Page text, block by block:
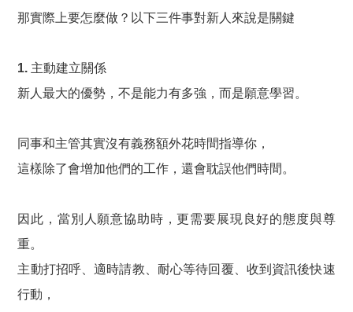
那實際上要怎麼做？以下三件事對新人來說是關鍵
1. 主動建立關係
新人最大的優勢，不是能力有多強，而是願意學習。
同事和主管其實沒有義務額外花時間指導你，
這樣除了會增加他們的工作，還會耽誤他們時間。
因此，當別人願意協助時，更需要展現良好的態度與尊
重。
主動打招呼、適時請教、耐心等待回覆、收到資訊後快速
行動，